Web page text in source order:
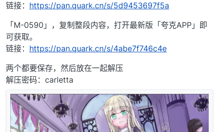
链接： https://pan.quark.cn/s/5d9453697f5a
「M-0590」，复制整段内容，打开最新版「夸克APP」即
可获取。
链接： https://pan.quark.cn/s/4abe7f746c4e
两个都要保存，然后放在一起解压
解压密码：carletta